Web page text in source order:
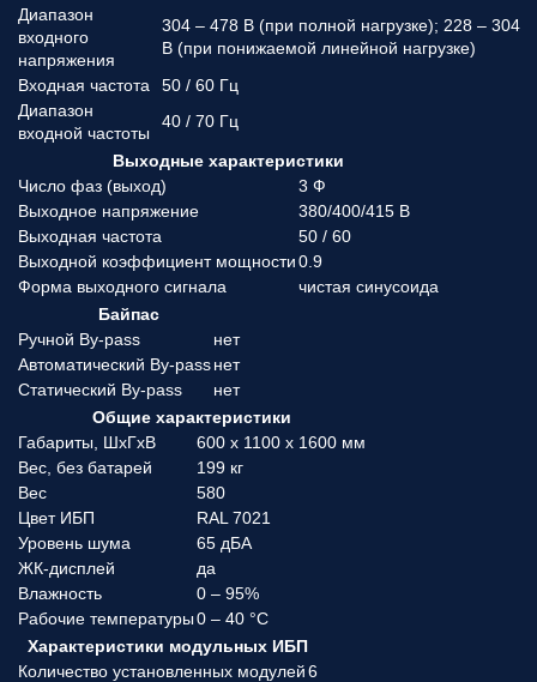
Диапазон
входного
напряжения
304 – 478 В (при полной нагрузке); 228 – 304
В (при понижаемой линейной нагрузке)
Входная частота
50 / 60 Гц
Диапазон
входной частоты
40 / 70 Гц
Выходные характеристики
Число фаз (выход)
3 Ф
Выходное напряжение
380/400/415 В
Выходная частота
50 / 60
Выходной коэффициент мощности0.9
Форма выходного сигнала
чистая синусоида
Байпас
Ручной By-pass
нет
Автоматический By-passнет
Статический By-pass
нет
Общие характеристики
Габариты, ШхГхВ
600 x 1100 x 1600 мм
Вес, без батарей
199 кг
Вес
580
Цвет ИБП
RAL 7021
Уровень шума
65 дБА
ЖК-дисплей
да
Влажность
0 – 95%
Рабочие температуры0 – 40 °C
Характеристики модульных ИБП
Количество установленных модулей6